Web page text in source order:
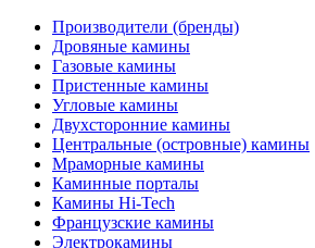
Производители (бренды)
Дровяные камины
Газовые камины
Пристенные камины
Угловые камины
Двухсторонние камины
Центральные (островные) камины
Мраморные камины
Каминные порталы
Камины Hi-Tech
Французские камины
Электрокамины